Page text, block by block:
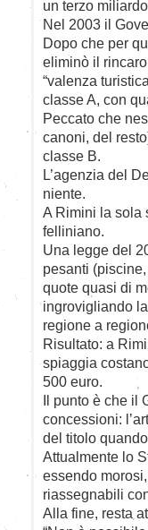
un terzo
Nel 2003 il
Dopo che per
eliminò il
“valenza
classe A, con
Peccato che
canoni, del
classe B.
L’agenzia del
niente.
A Rimini la sola
felliniano.
Una legge del
pesanti
quote quasi di
ingrovigliando
regione a
Risultato: a
spiaggia
500 euro.
Il punto è che il
concessioni:
del titolo
Attualmente lo
essendo
riassegnabili
Alla fine, resta